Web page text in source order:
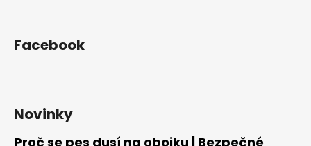
Facebook
Novinky
Proč se pes dusí na obojku | Bezpečné